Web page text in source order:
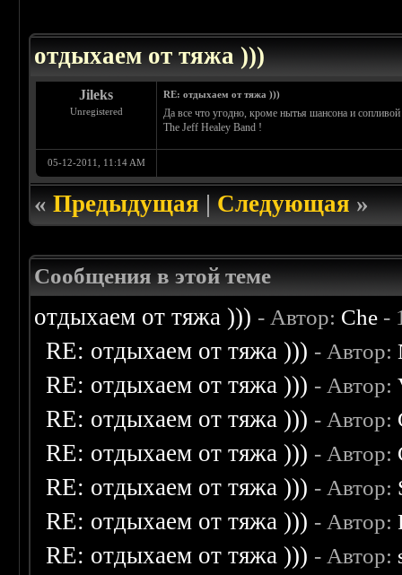
отдыхаем от тяжа )))
Jileks
Unregistered
RE: отдыхаем от тяжа )))
Да все что угодно, кроме нытья шансона и
The Jeff Healey Band !
05-12-2011, 11:14 AM
«Предыдущая|Следующая»
Сообщения в этой теме
отдыхаем от тяжа ))) - Автор: Che -
RE: отдыхаем от тяжа ))) - Автор:
RE: отдыхаем от тяжа ))) - Автор:
RE: отдыхаем от тяжа ))) - Автор:
RE: отдыхаем от тяжа ))) - Автор:
RE: отдыхаем от тяжа ))) - Автор:
RE: отдыхаем от тяжа ))) - Автор:
RE: отдыхаем от тяжа ))) - Автор: